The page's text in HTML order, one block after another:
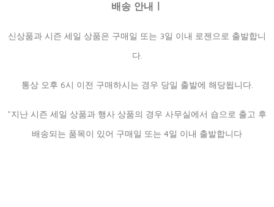
배송 안내ㅣ
신상품과 시즌 세일 상품은 구매일 또는 3일 이내 로젠으로 출발합니
다.
통상 오후 6시 이전 구매하시는 경우 당일 출발에 해당됩니다.
*지난 시즌 세일 상품과 행사 상품의 경우 사무실에서 숍으로 출고 후
배송되는 품목이 있어 구매일 또는 4일 이내 출발합니다